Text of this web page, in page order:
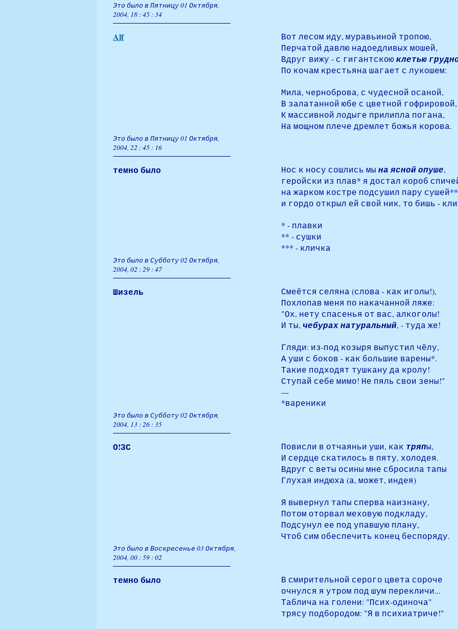
Это было в Пятницу 01 Октября,
2004, 18 : 45 : 34
Alf
Вот лесом иду, муравьиной тропою,
Перчатой давлю надоедливых мошей,
Вдруг вижу - с гигантскоюклетью
По кочам крестьяна шагает с лукошем:
Мила, черноброва, с чудесной осаной,
В залатанной юбе с цветной гофрировой,
К массивной лодыге прилипла погана,
На мощном плече дремлет божья корова.
Это было в Пятницу 01 Октября,
2004, 22 : 45 : 16
темно было Нос к носу сошлись мы на ясной опуше,
геройски из плав* я достал короб
на жарком костре подсушил пару сушей**
и гордо открыл ей свой ник, то бишь -
* - плавки
** - сушки
*** - кличка
Это было в Субботу 02 Октября,
2004, 02 : 29 : 47
Шизель
Смеётся селяна (слова - как иголы!),
Похлопав меня по накачанной ляже:
"Ох, нету спасенья от вас, алкоголы!
И ты, чебурах натуральный, - туда же!
Гляди: из-под козыря выпустил чёлу,
А уши с боков - как большие варены*.
Такие подходят тушкану да кролу!
Ступай себе мимо! Не пяль свои зены!"
---
*вареники
Это было в Субботу 02 Октября,
2004, 13 : 26 : 35
О!ЗС Повисли в отчаяньи уши, как тряпы,
И сердце скатилось в пяту, холодея.
Вдруг с веты осины мне сбросила тапы
Глухая индюха (а, может, индея)
Я вывернул тапы сперва наизнану,
Потом оторвал меховую подкладу,
Подсунул ее под упавшую плану,
Чтоб сим обеспечить конец беспоряду.
Это было в Воскресенье 03 Октября,
2004, 00 : 59 : 02
темно было
В смирительной серого цвета сороче
очнулся я утром под шум перекличи...
Таблича на голени: "Псих-одиноча"
трясу подбородом: "Я в психиатриче!"